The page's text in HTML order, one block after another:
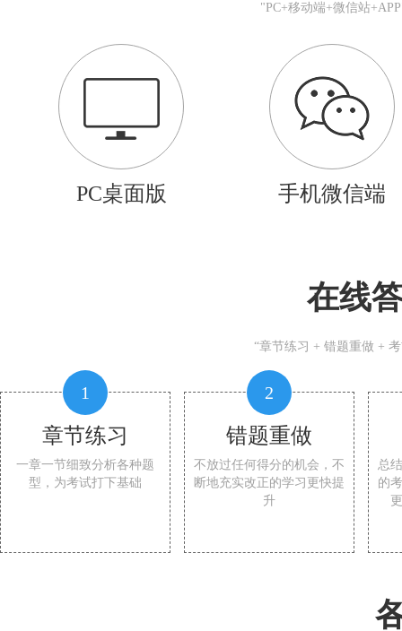
"PC+移动端+微信站
PC桌面版 手机微信端
在线
“章节练习 + 错题重做 +
1
章节练习
一章一节细致分析各种题
型，为考试打下基础
2
错题重做
不放过任何得分的机会，不
断地充实改正的学习更快提
升
总
的